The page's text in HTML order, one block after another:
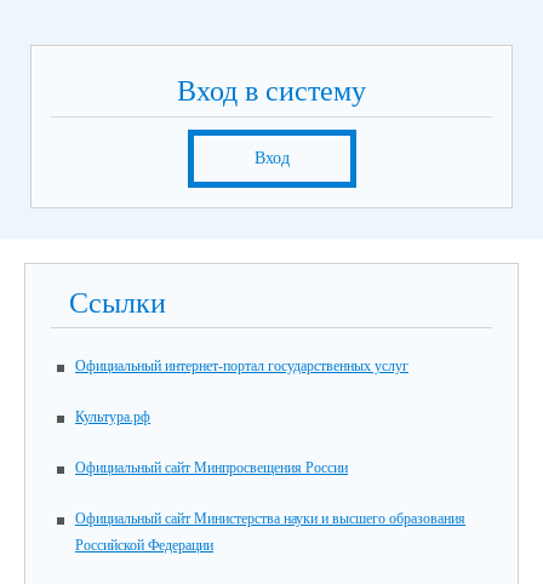
Вход в систему
Вход
Ссылки
Официальный интернет-портал государственных услуг
Культура.рф
Официальный сайт Минпросвещения России
Официальный сайт Министерства науки и высшего образования
Российской Федерации